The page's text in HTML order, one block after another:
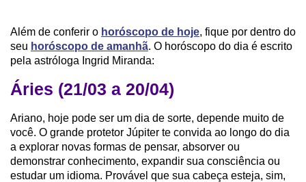
Além de conferir o horóscopo de hoje, fique por dentro do
seu horóscopo de amanhã. O horóscopo do dia é escrito
pela astróloga Ingrid Miranda:
Áries (21/03 a 20/04)
Ariano, hoje pode ser um dia de sorte, depende muito de
você. O grande protetor Júpiter te convida ao longo do dia
a explorar novas formas de pensar, absorver ou
demonstrar conhecimento, expandir sua consciência ou
estudar um idioma. Provável que sua cabeça esteja, sim,